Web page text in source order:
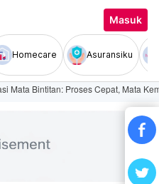
Masuk
Homecare Asuransiku
Mata Bintitan: Proses Cepat, Mata